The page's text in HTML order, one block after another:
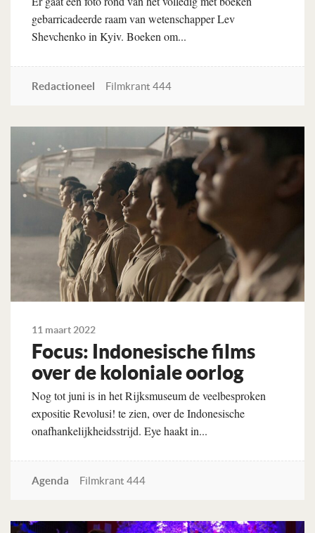
gebarricadeerde raam van wetenschapper Lev
Shevchenko in Kyiv. Boeken om...
Redactioneel Filmkrant 444
Lees verder
11 maart 2022
Focus: Indonesische films
over de koloniale oorlog
Nog tot juni is in het Rijksmuseum de veelbesproken
expositie Revolusi! te zien, over de Indonesische
onafhankelijkheidsstrijd. Eye haakt in...
Agenda Filmkrant 444
Lees verder